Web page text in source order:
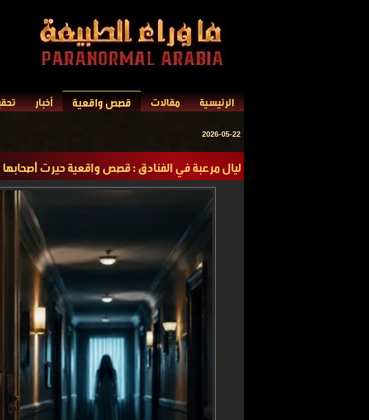
الرئيسية مقالات قصص واقعية أخبار
2026-05-22
ليال مرعبة في الفنادق : قصص واقعية حيرت أصحابها